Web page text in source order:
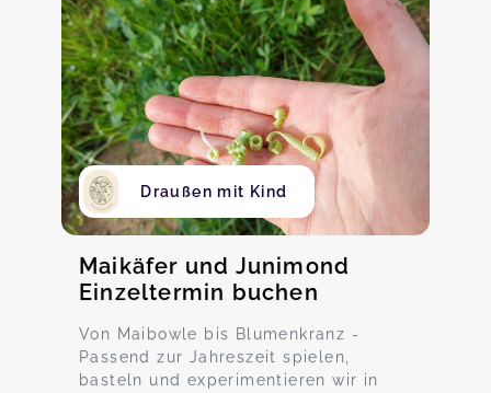
Draußen mit Kind
Maikäfer und Junimond
Einzeltermin buchen
Von Maibowle bis Blumenkranz -
Passend zur Jahreszeit spielen,
basteln und experimentieren wir in